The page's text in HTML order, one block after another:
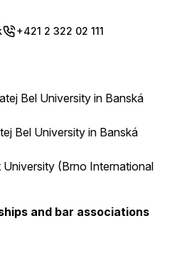
+421 2 322 02 111
Bel University in Banská
Bel University in Banská
(Brno International
and bar associations